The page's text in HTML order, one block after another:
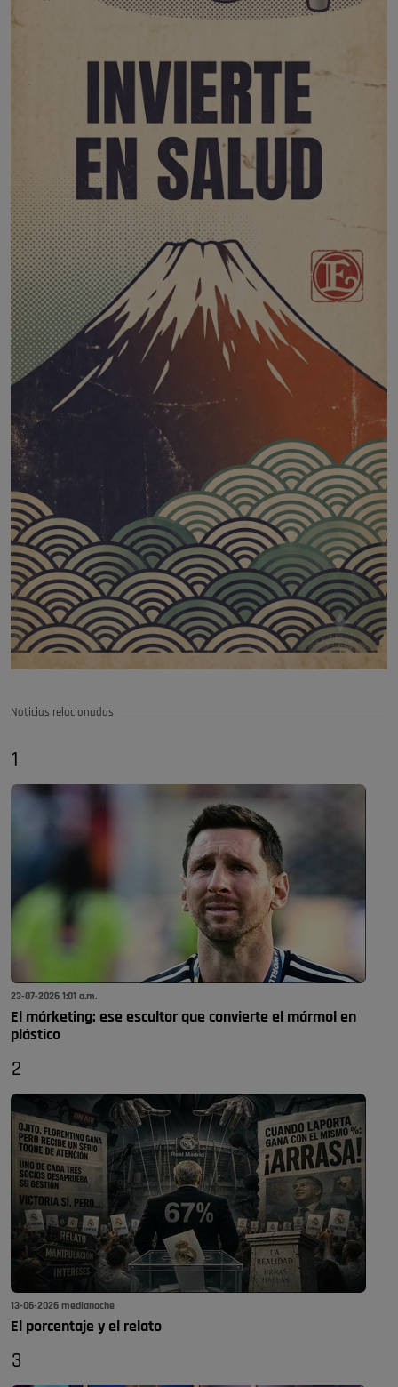
Noticias relacionadas
1
23-07-2026 1:01 a.m.
El márketing: ese escultor que convierte el mármol en
plástico
2
13-06-2026 medianoche
El porcentaje y el relato
3